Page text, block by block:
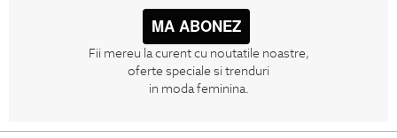
MA ABONEZ
Fii mereu la curent cu noutatile noastre,
oferte speciale si trenduri
in moda feminina.